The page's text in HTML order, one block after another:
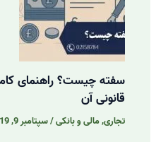
سفته چیست؟ راهنمای
قانونی آن
تجاری,مالی و بانکی/سپتامبر 9, 2019